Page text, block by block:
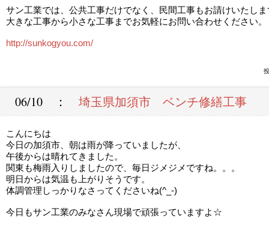
サン工業では、公共工事だけでなく、民間工事もお請けいたし
大きな工事から小さな工事までお気軽にお問い合わせください。
http://sunkogyou.com/
06/10 ： 埼玉県加須市 ベンチ修繕工事
こんにちは
今日の加須市、朝は雨が降っていましたが、
午後からは晴れてきました。
関東も梅雨入りしましたので、毎日ジメジメですね。。。
明日からは気温も上がりそうです。
体調管理しっかりなさってくださいね(^_-)
今日もサン工業のみなさん現場で頑張っていますよ☆